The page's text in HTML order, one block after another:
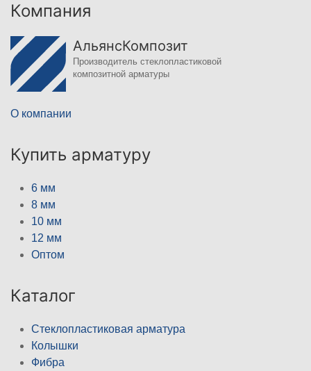
Компания
АльянсКомпозит
Производитель стеклопластиковой
композитной арматуры
О компании
Купить арматуру
6 мм
8 мм
10 мм
12 мм
Оптом
Каталог
Стеклопластиковая арматура
Колышки
Фибра